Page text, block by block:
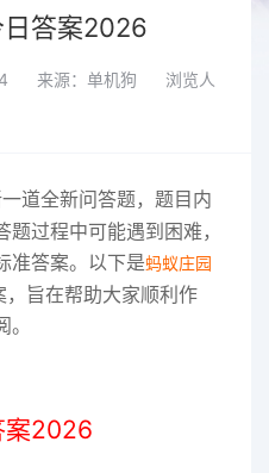
答案2026
来源：单机狗
浏览人
道全新问答题，题目内
过程中可能遇到困难，
准答案。以下是蚂蚁庄园
旨在帮助大家顺利作
案2026